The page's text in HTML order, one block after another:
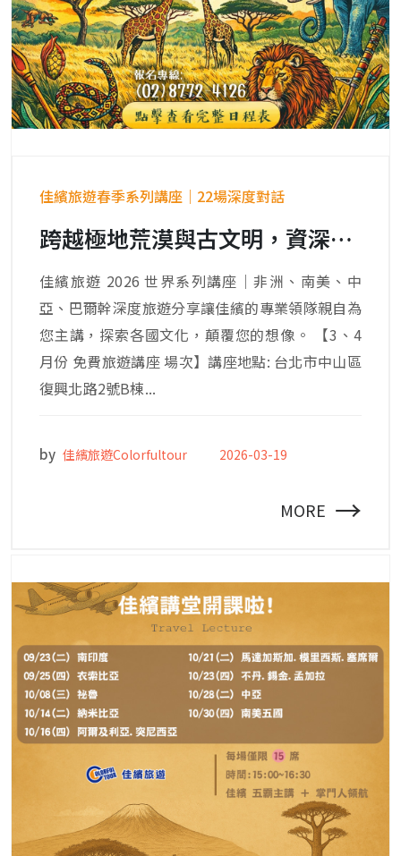
佳繽旅遊春季系列講座｜22場深度對話
跨越極地荒漠與古文明，資深領隊親自解析，帶您走進地圖之外的風景。
佳繽旅遊 2026 世界系列講座｜非洲、南美、中
亞、巴爾幹深度旅遊分享讓佳繽的專業領隊親自為
您主講，探索各國文化，顛覆您的想像。 【3、4
月份 免費旅遊講座 場次】講座地點: 台北市中山區
復興北路2號B棟...
by 佳繽旅遊Colorfultour 2026-03-19
MORE →